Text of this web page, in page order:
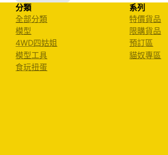
分類
全部分類
模型
4WD四姑姐
模型工具
食玩扭蛋
系列
特價貨品
限購貨品
預訂區
貓奴專區